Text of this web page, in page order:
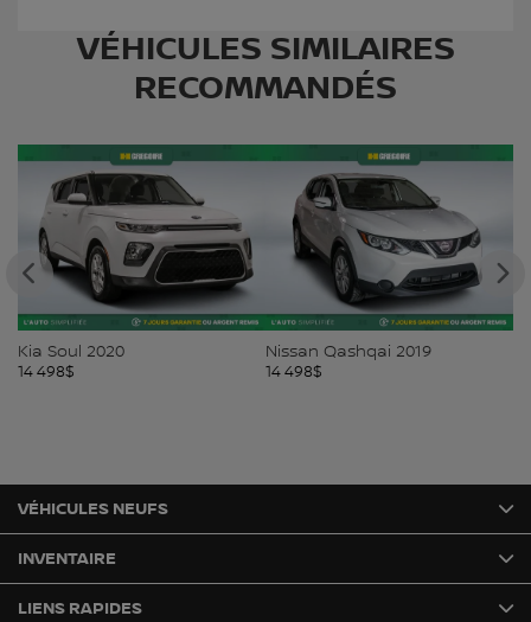
VÉHICULES SIMILAIRES
RECOMMANDÉS
Kia Soul 2020
14 498$
Nissan Qashqai 2019
14 498$
VÉHICULES NEUFS
INVENTAIRE
LIENS RAPIDES